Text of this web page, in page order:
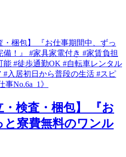
・検査・梱包】 『お
と寮費無料のワンル